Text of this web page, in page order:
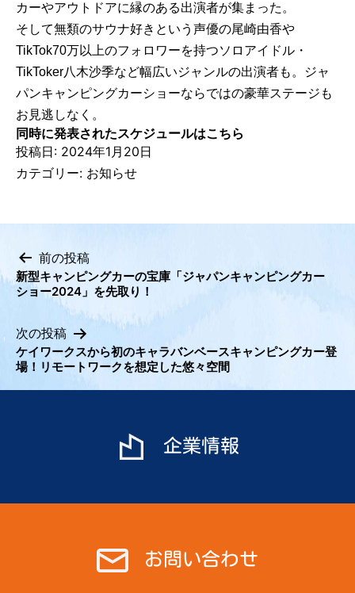
カーやアウトドアに縁のある出演者が集まった。
そして無類のサウナ好きという声優の尾崎由香や
TikTok70万以上のフォロワーを持つソロアイドル・
TikToker八木沙季など幅広いジャンルの出演者も。ジャ
パンキャンピングカーショーならではの豪華ステージも
お見逃しなく。
同時に発表されたスケジュールはこちら
投稿日: 2024年1月20日
カテゴリー: お知らせ
投
稿
ナ
ビ
ゲ
ー
前の投稿
新型キャンピングカーの宝庫「ジャパンキャンピングカー
ショー2024」を先取り！
次の投稿
ケイワークスから初のキャラバンベースキャンピングカー登
場！リモートワークを想定した悠々空間
企業情報
お問い合わせ